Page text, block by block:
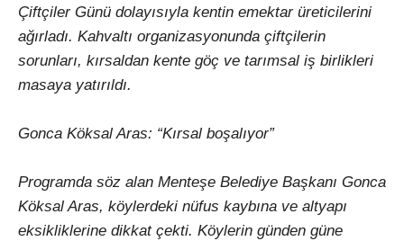
Çiftçiler Günü dolayısıyla kentin emektar üreticilerini
ağırladı. Kahvaltı organizasyonunda çiftçilerin
sorunları, kırsaldan kente göç ve tarımsal iş birlikleri
masaya yatırıldı.
Gonca Köksal Aras: “Kırsal boşalıyor”
Programda söz alan Menteşe Belediye Başkanı Gonca
Köksal Aras, köylerdeki nüfus kaybına ve altyapı
eksikliklerine dikkat çekti. Köylerin günden güne